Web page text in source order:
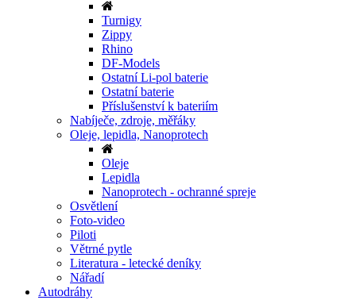
Turnigy
Zippy
Rhino
DF-Models
Ostatní Li-pol baterie
Ostatní baterie
Příslušenství k bateriím
Nabíječe, zdroje, měřáky
Oleje, lepidla, Nanoprotech
Oleje
Lepidla
Nanoprotech - ochranné spreje
Osvětlení
Foto-video
Piloti
Větrné pytle
Literatura - letecké deníky
Nářadí
Autodráhy